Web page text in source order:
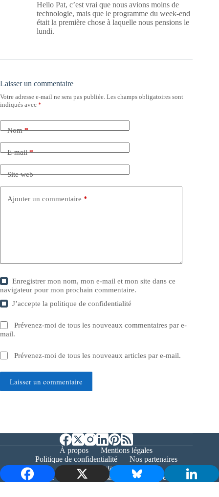
Hello Pat, c’est vrai que nous avions moins de
technologie, mais que le programme du week-end
était la première chose à laquelle nous pensions le
lundi.
Laisser un commentaire
Votre adresse e-mail ne sera pas publiée. Les champs obligatoires sont
indiqués avec *
Nom*
E-mail*
Site web
Ajouter un commentaire *
Enregistrer mon nom, mon e-mail et mon site dans ce
navigateur pour mon prochain commentaire.
J’accepte lapolitique de confidentialité
Prévenez-moi de tous les nouveaux commentaires par e-
mail.
Prévenez-moi de tous les nouveaux articles par e-mail.
Laisser un commentaire
À propos
Mentions légales
Politique de confidentialité
Nos partenaires
Contact
Copyright © 2026 - Bernieshoot.fr Journal Web